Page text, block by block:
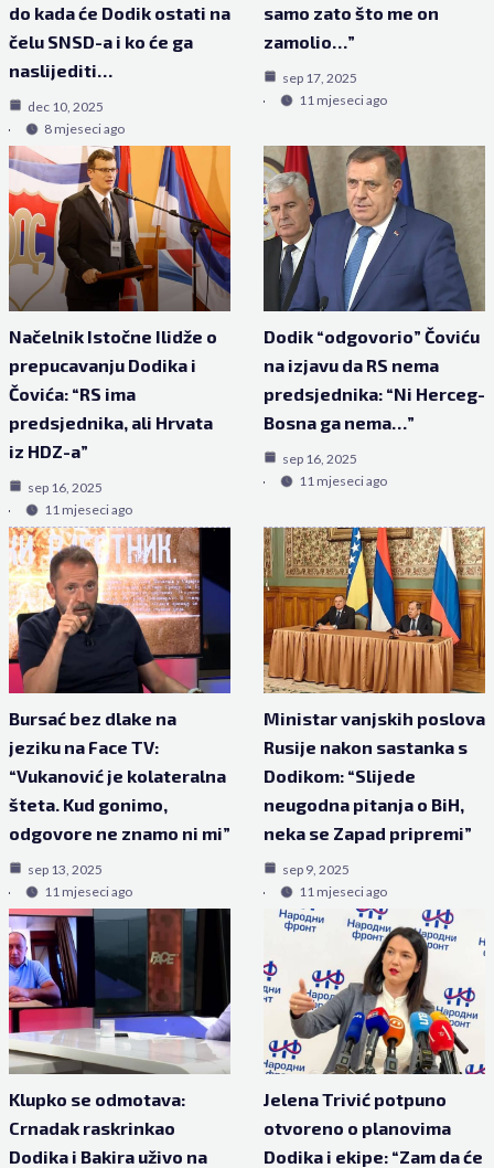
do kada će Dodik ostati na
čelu SNSD-a i ko će ga
naslijediti…
dec 10, 2025
8 mjeseci ago
samo zato što me on
zamolio…”
sep 17, 2025
11 mjeseci ago
Načelnik Istočne Ilidže o
prepucavanju Dodika i
Čovića: “RS ima
predsjednika, ali Hrvata
iz HDZ-a”
sep 16, 2025
11 mjeseci ago
Dodik “odgovorio” Čoviću
na izjavu da RS nema
predsjednika: “Ni Herceg-
Bosna ga nema…”
sep 16, 2025
11 mjeseci ago
Bursać bez dlake na
jeziku na Face TV:
“Vukanović je kolateralna
šteta. Kud gonimo,
odgovore ne znamo ni mi”
sep 13, 2025
11 mjeseci ago
Ministar vanjskih poslova
Rusije nakon sastanka s
Dodikom: “Slijede
neugodna pitanja o BiH,
neka se Zapad pripremi”
sep 9, 2025
11 mjeseci ago
Klupko se odmotava:
Crnadak raskrinkao
Dodika i Bakira uživo na
Jelena Trivić potpuno
otvoreno o planovima
Dodika i ekipe: “Zam da će